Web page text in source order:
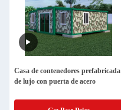
Casa de contenedores prefabricada
de lujo con puerta de acero